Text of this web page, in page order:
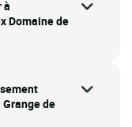
à
Domaine de
de